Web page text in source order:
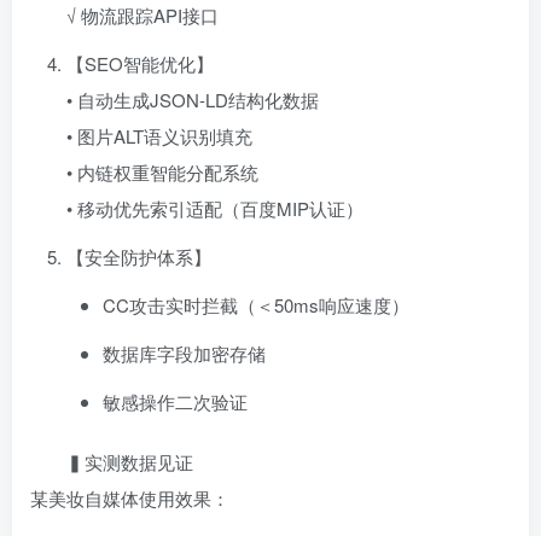
√ 物流跟踪API接口
【SEO智能优化】
• 自动生成JSON-LD结构化数据
• 图片ALT语义识别填充
• 内链权重智能分配系统
• 移动优先索引适配（百度MIP认证）
【安全防护体系】
CC攻击实时拦截（＜50ms响应速度）
数据库字段加密存储
敏感操作二次验证
▍实测数据见证
某美妆自媒体使用效果：